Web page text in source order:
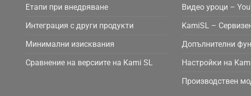
Етапи при внедряване
Интеграция с други продукти
Минимални изисквания
Сравнение на версиите на Kami SL
Видео уроци –
KamiSL –
Допълнителни
Настройки на
Производствен